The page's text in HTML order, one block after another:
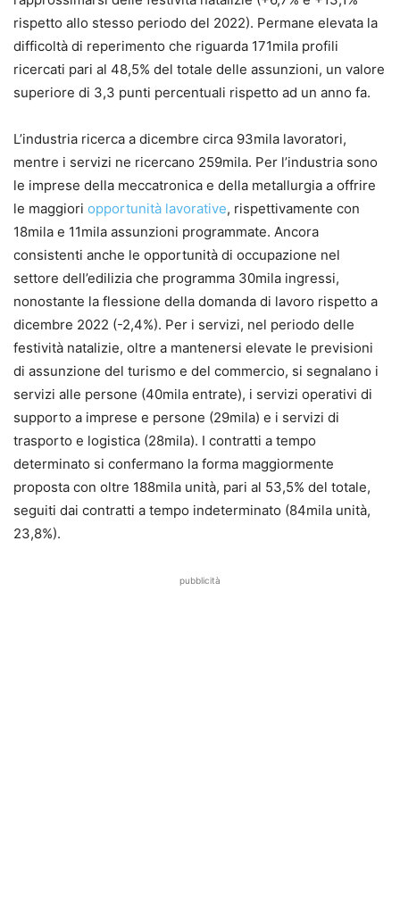
rispetto allo stesso periodo del 2022). Permane elevata la
difficoltà di reperimento che riguarda 171mila profili
ricercati pari al 48,5% del totale delle assunzioni, un valore
superiore di 3,3 punti percentuali rispetto ad un anno fa.
L’industria ricerca a dicembre circa 93mila lavoratori,
mentre i servizi ne ricercano 259mila. Per l’industria sono
le imprese della meccatronica e della metallurgia a offrire
le maggiori opportunità lavorative, rispettivamente con
18mila e 11mila assunzioni programmate. Ancora
consistenti anche le opportunità di occupazione nel
settore dell’edilizia che programma 30mila ingressi,
nonostante la flessione della domanda di lavoro rispetto a
dicembre 2022 (-2,4%). Per i servizi, nel periodo delle
festività natalizie, oltre a mantenersi elevate le previsioni
di assunzione del turismo e del commercio, si segnalano i
servizi alle persone (40mila entrate), i servizi operativi di
supporto a imprese e persone (29mila) e i servizi di
trasporto e logistica (28mila). I contratti a tempo
determinato si confermano la forma maggiormente
proposta con oltre 188mila unità, pari al 53,5% del totale,
seguiti dai contratti a tempo indeterminato (84mila unità,
23,8%).
pubblicità